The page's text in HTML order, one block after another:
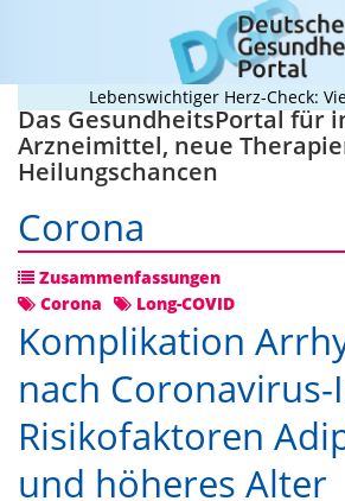
Lebenswichtiger Herz-Check: Viele
Das GesundheitsPortal für
Arzneimittel, neue
Heilungschancen
Corona
Zusammenfassungen
Corona Long-COVID
Komplikation
nach
Risikofaktoren
und höheres Alter